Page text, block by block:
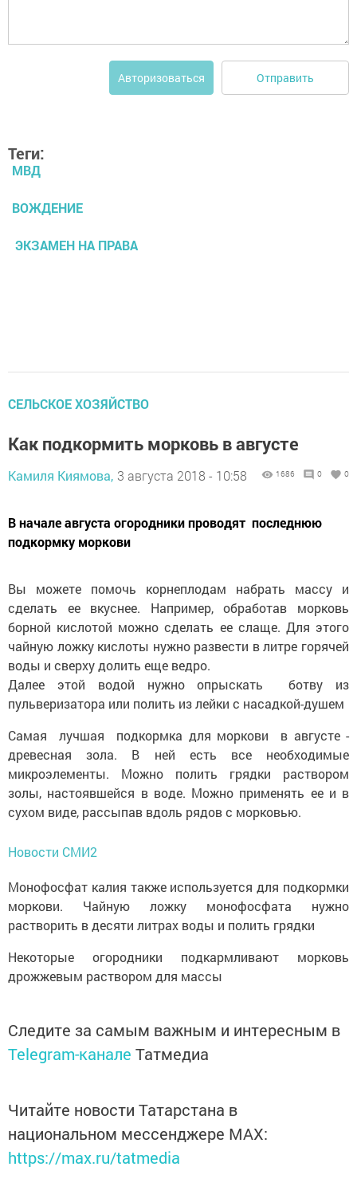
Авторизоваться Отправить
Теги:
МВД
ВОЖДЕНИЕ
ЭКЗАМЕН НА ПРАВА
СЕЛЬСКОЕ ХОЗЯЙСТВО
Как подкормить морковь в августе
Камиля Киямова, 3 августа 2018 - 10:58 1686 0 0
В начале августа огородники проводят последнюю
подкормку моркови
Вы можете помочь корнеплодам набрать массу и
сделать ее вкуснее. Например, обработав морковь
борной кислотой можно сделать ее слаще. Для этого
чайную ложку кислоты нужно развести в литре горячей
воды и сверху долить еще ведро.
Далее этой водой нужно опрыскать ботву из
пульверизатора или полить из лейки с насадкой-душем
Самая лучшая подкормка для моркови в августе -
древесная зола. В ней есть все необходимые
микроэлементы. Можно полить грядки раствором
золы, настоявшейся в воде. Можно применять ее и в
сухом виде, рассыпав вдоль рядов с морковью.
Новости СМИ2
Монофосфат калия также используется для подкормки
моркови. Чайную ложку монофосфата нужно
растворить в десяти литрах воды и полить грядки
Некоторые огородники подкармливают морковь
дрожжевым раствором для массы
Следите за самым важным и интересным в
Telegram-канале Татмедиа
Читайте новости Татарстана в
национальном мессенджере MАХ:
https://max.ru/tatmedia